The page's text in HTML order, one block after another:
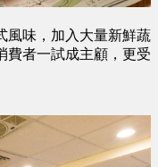
風味，加入大量新鮮蔬
費者一試成主顧，更受